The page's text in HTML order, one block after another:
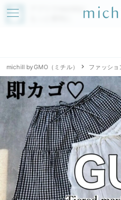
アプリでmichillが
michill byGMO（ミチル） ファッショ